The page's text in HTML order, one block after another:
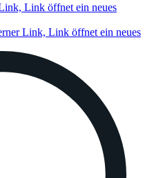
Link öffnet ein neues
Link, Link öffnet ein neues